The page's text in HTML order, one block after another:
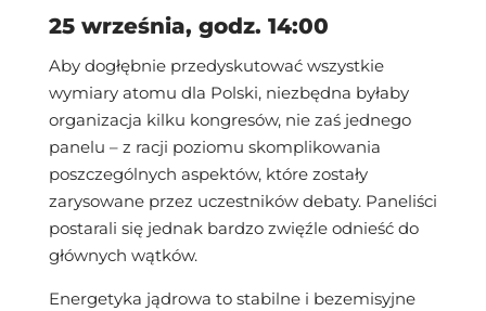
25 września, godz. 14:00
Aby dogłębnie przedyskutować wszystkie
wymiary atomu dla Polski, niezbędna byłaby
organizacja kilku kongresów, nie zaś jednego
panelu – z racji poziomu skomplikowania
poszczególnych aspektów, które zostały
zarysowane przez uczestników debaty. Paneliści
postarali się jednak bardzo zwięźle odnieść do
głównych wątków.
Energetyka jądrowa to stabilne i bezemisyjne